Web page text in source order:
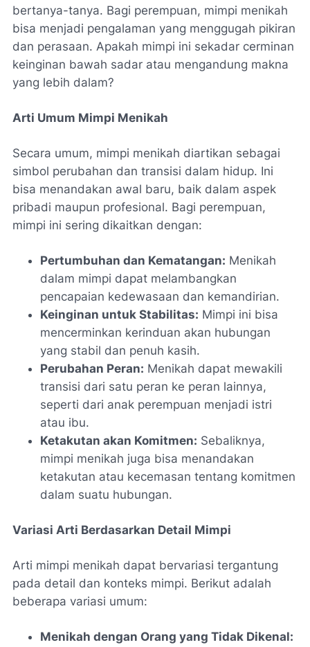
bertanya-tanya. Bagi perempuan, mimpi menikah
bisa menjadi pengalaman yang menggugah pikiran
dan perasaan. Apakah mimpi ini sekadar cerminan
keinginan bawah sadar atau mengandung makna
yang lebih dalam?
Arti Umum Mimpi Menikah
Secara umum, mimpi menikah diartikan sebagai
simbol perubahan dan transisi dalam hidup. Ini
bisa menandakan awal baru, baik dalam aspek
pribadi maupun profesional. Bagi perempuan,
mimpi ini sering dikaitkan dengan:
Pertumbuhan dan Kematangan: Menikah
dalam mimpi dapat melambangkan
pencapaian kedewasaan dan kemandirian.
Keinginan untuk Stabilitas: Mimpi ini bisa
mencerminkan kerinduan akan hubungan
yang stabil dan penuh kasih.
Perubahan Peran: Menikah dapat mewakili
transisi dari satu peran ke peran lainnya,
seperti dari anak perempuan menjadi istri
atau ibu.
Ketakutan akan Komitmen: Sebaliknya,
mimpi menikah juga bisa menandakan
ketakutan atau kecemasan tentang komitmen
dalam suatu hubungan.
Variasi Arti Berdasarkan Detail Mimpi
Arti mimpi menikah dapat bervariasi tergantung
pada detail dan konteks mimpi. Berikut adalah
beberapa variasi umum:
Menikah dengan Orang yang Tidak Dikenal: